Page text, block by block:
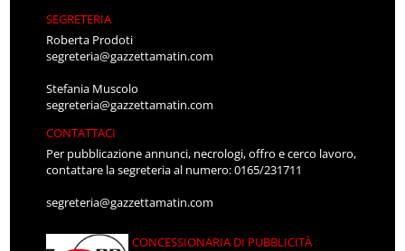
SEGRETERIA
Roberta Prodoti
segreteria@gazzettamatin.com
Stefania Muscolo
segreteria@gazzettamatin.com
CONTATTACI
Per pubblicazione annunci, necrologi, offro e cerco lavoro,
contattare la segreteria al numero: 0165/231711
segreteria@gazzettamatin.com
CONCESSIONARIA DI PUBBLICITÀ